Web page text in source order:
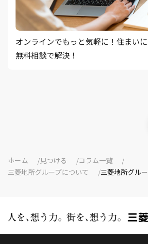
オンラインでもっと気軽に！住まい
無料相談で解決！
ホーム 見つける
コラム一覧
三菱地所グループについて
三菱地所グル